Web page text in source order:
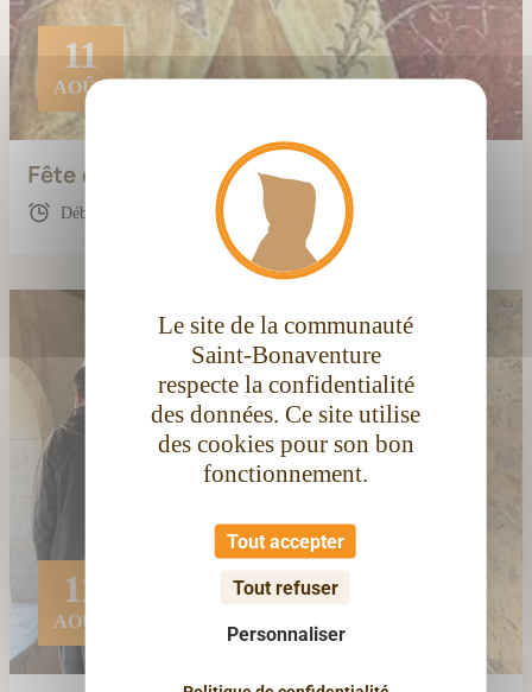
Le site de la communauté
Saint-Bonaventure
respecte la confidentialité
des données. Ce site utilise
des cookies pour son bon
fonctionnement.
Tout accepter
Tout refuser
Personnaliser
11
AOÛT
Fête de sainte Claire
Début : 00:00
11
AOÛT